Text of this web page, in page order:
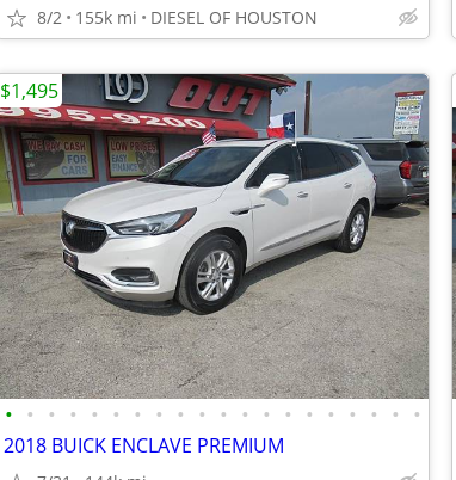
8/2 155k mi DIESEL OF HOUSTON
• • • • • • • • • • • • • • • • • • • •
2018 BUICK ENCLAVE PREMIUM
$1,495